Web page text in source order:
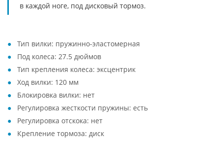
в каждой ноге, под дисковый тормоз.
Тип вилки: пружинно-эластомерная
Под колеса: 27.5 дюймов
Тип крепления колеса: эксцентрик
Ход вилки: 120 мм
Блокировка вилки: нет
Регулировка жесткости пружины: есть
Регулировка отскока: нет
Крепление тормоза: диск